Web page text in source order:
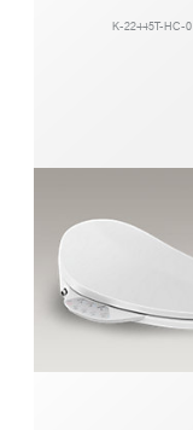
K-22445T-HC-0